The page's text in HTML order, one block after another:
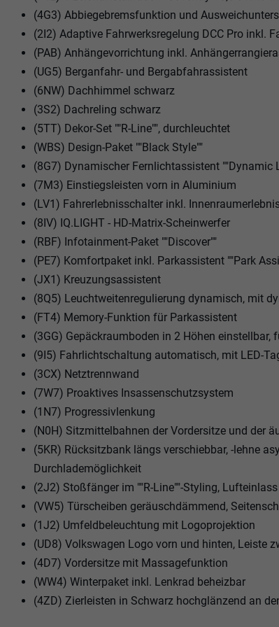
(4G3) Abbiegebremsfunktion und
(2I2) Adaptive Fahrwerksregelung DCC Pro inkl.
(PAB) Anhängevorrichtung inkl.
(UG5) Berganfahr- und Bergabfahrassistent
(6NW) Dachhimmel schwarz
(3S2) Dachreling schwarz
(5TT) Dekor-Set ""R-Line"", durchleuchtet
(WBS) Design-Paket ""Black Style""
(8G7) Dynamischer Fernlichtassistent ""Dynamic
(7M3) Einstiegsleisten vorn in Aluminium
(LV1) Fahrerlebnisschalter inkl.
(8IV) IQ.LIGHT - HD-Matrix-Scheinwerfer
(RBF) Infotainment-Paket ""Discover""
(PE7) Komfortpaket inkl. Parkassistent ""Park
(JX1) Kreuzungsassistent
(8Q5) Leuchtweitenregulierung dynamisch, mit
(FT4) Memory-Funktion für Parkassistent
(3GG) Gepäckraumboden in 2 Höhen einstellbar,
(9I5) Fahrlichtschaltung automatisch, mit LED-
(3CX) Netztrennwand
(7W7) Proaktives Insassenschutzsystem
(1N7) Progressivlenkung
(N0H) Sitzmittelbahnen der Vordersitze und der
(5KR) Rücksitzbank längs verschiebbar, -lehne
Durchlademöglichkeit
(2J2) Stoßfänger im ""R-Line""-Styling,
(VW5) Türscheiben geräuschdämmend,
(1J2) Umfeldbeleuchtung mit Logoprojektion
(UD8) Volkswagen Logo vorn und hinten, Leiste
(4D7) Vordersitze mit Massagefunktion
(WW4) Winterpaket inkl. Lenkrad beheizbar
(4ZD) Zierleisten in Schwarz hochglänzend an